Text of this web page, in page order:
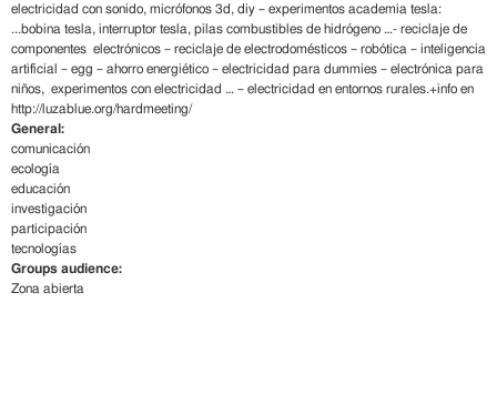
electricidad con sonido, micrófonos 3d, diy – experimentos academia tesla:
...bobina tesla, interruptor tesla, pilas combustibles de hidrógeno …- reciclaje de
componentes electrónicos – reciclaje de electrodomésticos – robótica – inteligencia
artificial – egg – ahorro energiético – electricidad para dummies – electrónica para
niños, experimentos con electricidad … – electricidad en entornos rurales.+info en
http://luzablue.org/hardmeeting/
General:
comunicación
ecología
educación
investigación
participación
tecnologías
Groups audience:
Zona abierta